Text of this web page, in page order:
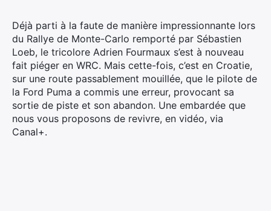
Déjà parti à la faute de manière impressionnante lors
du Rallye de Monte-Carlo remporté par Sébastien
Loeb, le tricolore Adrien Fourmaux s’est à nouveau
fait piéger en WRC. Mais cette-fois, c’est en Croatie,
sur une route passablement mouillée, que le pilote de
la Ford Puma a commis une erreur, provocant sa
sortie de piste et son abandon. Une embardée que
nous vous proposons de revivre, en vidéo, via
Canal+.